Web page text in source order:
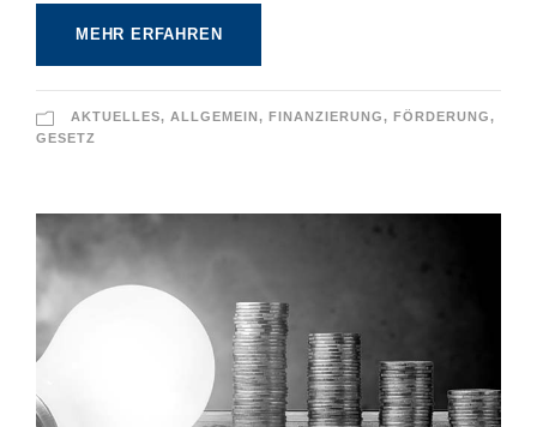
MEHR ERFAHREN
AKTUELLES, ALLGEMEIN, FINANZIERUNG, FÖRDERUNG,
GESETZ